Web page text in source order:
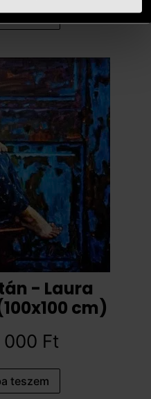
teszem
- Laura
cm)
000 Ft
teszem